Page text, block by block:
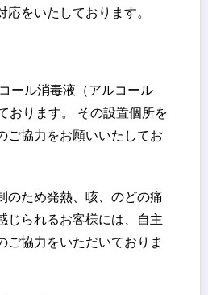
応をいたしております。
ール消毒液（アルコール
おります。 その設置個所を
ご協力をお願いいたしてお
ため発熱、咳、のどの痛
じられるお客様には、自主
ご協力をいただいておりま